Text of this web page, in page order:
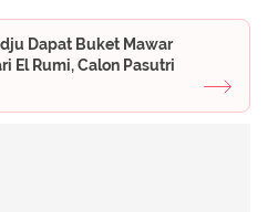
Dapat Buket Mawar
El Rumi, Calon Pasutri